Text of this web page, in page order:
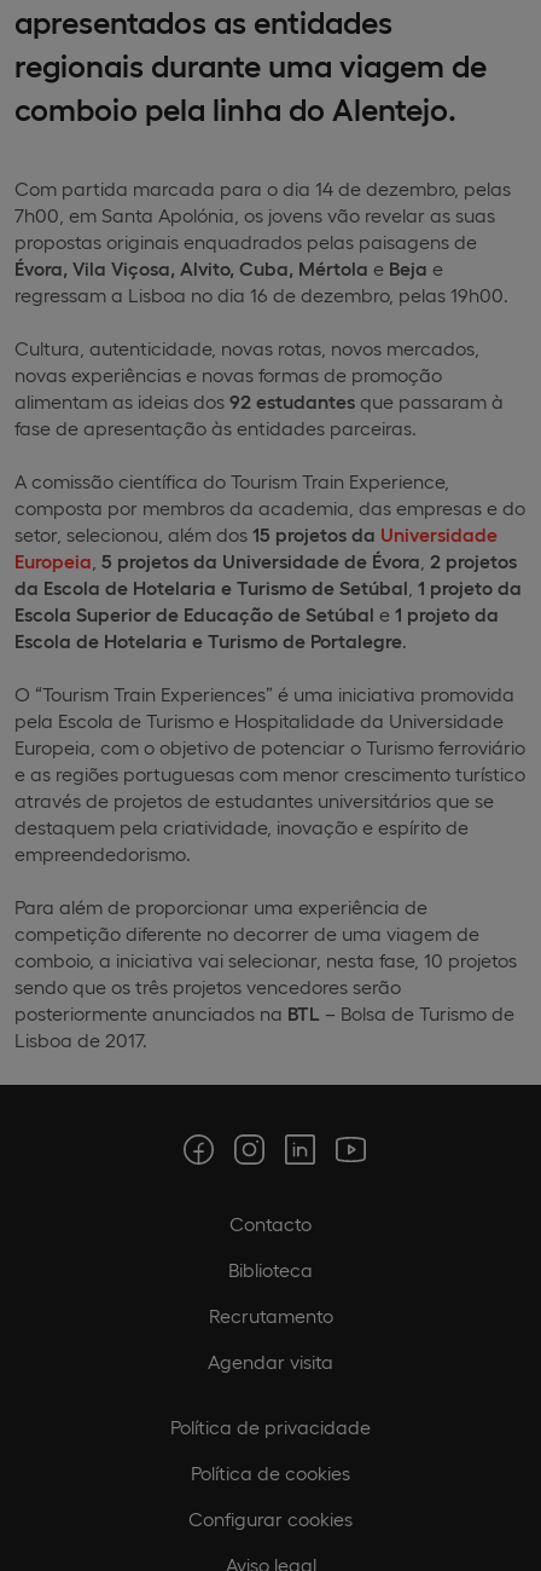
apresentados as entidades
regionais durante uma viagem de
comboio pela linha do Alentejo.
Com partida marcada para o dia 14 de dezembro, pelas
7h00, em Santa Apolónia, os jovens vão revelar as suas
propostas originais enquadrados pelas paisagens de
Évora, Vila Viçosa, Alvito, Cuba, Mértola e Beja e
regressam a Lisboa no dia 16 de dezembro, pelas 19h00.
Cultura, autenticidade, novas rotas, novos mercados,
novas experiências e novas formas de promoção
alimentam as ideias dos 92 estudantes que passaram à
fase de apresentação às entidades parceiras.
A comissão científica do Tourism Train Experience,
composta por membros da academia, das empresas e do
setor, selecionou, além dos 15 projetos da Universidade
Europeia 5 projetos da Universidade de Évora 2 projetos
da Escola de Hotelaria e Turismo de Setúbal 1 projeto da
Escola Superior de Educação de Setúbal e 1 projeto da
Escola de Hotelaria e Turismo de Portalegre.
O “Tourism Train Experiences” é uma iniciativa promovida
pela Escola de Turismo e Hospitalidade da Universidade
Europeia, com o objetivo de potenciar o Turismo ferroviário
e as regiões portuguesas com menor crescimento turístico
através de projetos de estudantes universitários que se
destaquem pela criatividade, inovação e espírito de
empreendedorismo.
Para além de proporcionar uma experiência de
competição diferente no decorrer de uma viagem de
comboio, a iniciativa vai selecionar, nesta fase, 10 projetos
sendo que os três projetos vencedores serão
posteriormente anunciados na BTL – Bolsa de Turismo de
Lisboa de 2017.
Contacto
Biblioteca
Recrutamento
Agendar visita
Política de privacidade
Política de cookies
Configurar cookies
Aviso legal